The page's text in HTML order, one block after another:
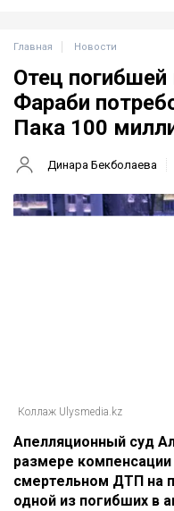
Главная Новости
Отец
Фараби
Пака 100
Динара Бекболаева
Коллаж Ulysmedia.kz
Апелляционный суд
размере
смертельном ДТП на
одной из погибших в